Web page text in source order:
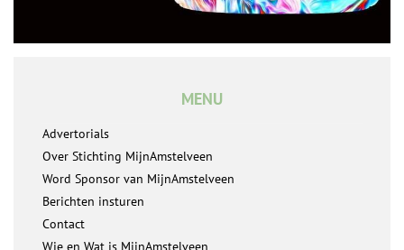
MENU
Advertorials
Over Stichting MijnAmstelveen
Word Sponsor van MijnAmstelveen
Berichten insturen
Contact
Wie en Wat is MijnAmstelveen